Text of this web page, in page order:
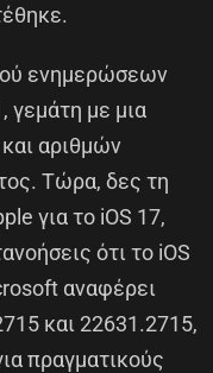
ενημερώσεων
γεμάτη με μια
αριθμών
Τώρα, δες τη
για το iOS 17,
ότι το iOS
αναφέρει
και 22631.2715,
πραγματικούς